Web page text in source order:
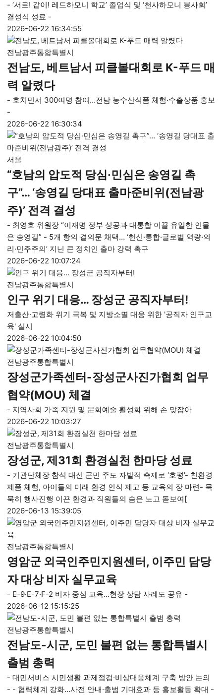
- ‘서로! 같이! 레드하모니 학교’ 졸업식 및 ‘천사하모니 봉사회’
결성식 성료 -
2026-06-22 16:34:55
전남광주통합특별시
전남도, 베트남서 피클볼대회로 K-푸드 매
력 알렸다
- 호치민서 300여명 참여…전남 농수산식품 체험·수출상품 홍보
-
2026-06-22 16:30:34
서울
“호남의 압도적 당심·민심은 송영길 촉
구”… ‘송영길 당대표 출마준비위(전남광
주)’ 전격 결성
- 최영호 위원장 “이재명 정부 성공과 대통합 이끌 유일한 인물
은 송영길” - 5개 항의 결의문 채택… ‘헌신·통합·글로벌 역량·의
리·민주주의’ 지닌 큰 정치인 출마 강력 촉구
2026-06-22 10:07:24
전남광주통합특별시
인구 위기 대응… 장성군 공직자부터!
저출산·고령화 위기 극복 및 지방소멸 대응 위한 '공직자 인구교
육' 실시
2026-06-22 10:04:50
전남광주통합특별시
장성군가족센터-장성군사진가협회 업무
협약(MOU) 체결
- 지역사회 가족 지원 및 문화예술 활성화 위해 손 맞잡아
2026-06-22 10:03:27
전남광주통합특별시
장성군, 제31회 환경실천 한마당 성료
- 기관단체장 참석 대신 군민 주도 자발적 축제로 ‘호평’- 친환경
제품 체험, 아이들의 미래 환경 인식 제고 등 교육의 장 마련- 묵
묵히 행사진행 이끈 환경과 직원들의 숨은 노고 돋보여[
2026-06-13 15:39:05
전남광주통합특별시
영암군 외국인주민지원센터, 이주민 담당
자 대상 비자 실무교육
- E-9·E-7·F-2 비자 중심 교육...현장 상담 사례도 공유 -
2026-06-12 15:15:25
전남광주통합특별시
전남도-시군, 도민 불편 없는 통합특별시
출범 총력
- 대민서비스 시민생활 과제점검·비상대응체계 구축 방안 논의
- - 협력체계 강화…사전 안내·출범 기대효과 등 홍보활동 확대 -